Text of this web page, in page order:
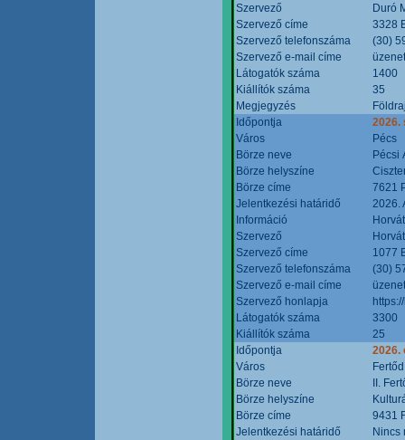
Szervező
Duró
Szervező címe
3328
Szervező telefonszáma
(30)
Szervező e-mail címe
Látogatók száma
1400
Kiállítók száma
35
Megjegyzés
Időpontja
2026.
Város
Pécs
Börze neve
Pécsi
Börze helyszíne
Börze címe
7621
Jelentkezési határidő
2026.
Információ
Szervező
Szervező címe
1077
Szervező telefonszáma
(30)
Szervező e-mail címe
Szervező honlapja
Látogatók száma
3300
Kiállítók száma
25
Időpontja
2026.
Város
Fertőd
Börze neve
II.
Börze helyszíne
Börze címe
9431
Jelentkezési határidő
Nincs